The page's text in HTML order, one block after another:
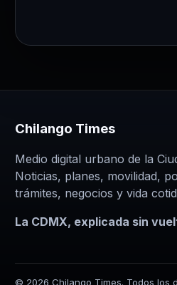
Chilango Times
Medio digital urbano de la
Noticias, planes, movilidad,
trámites, negocios y vida
La CDMX, explicada sin
© 2026 Chilango Times. Todos los